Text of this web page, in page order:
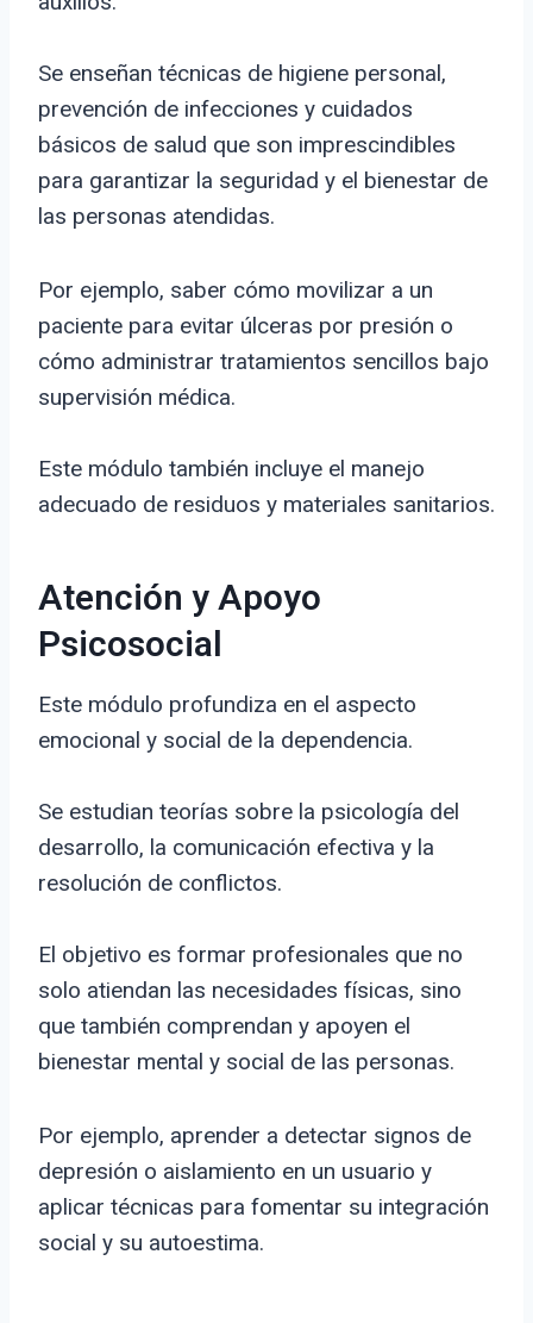
Se enseñan técnicas de higiene personal,
prevención de infecciones y cuidados
básicos de salud que son imprescindibles
para garantizar la seguridad y el bienestar de
las personas atendidas.
Por ejemplo, saber cómo movilizar a un
paciente para evitar úlceras por presión o
cómo administrar tratamientos sencillos bajo
supervisión médica.
Este módulo también incluye el manejo
adecuado de residuos y materiales sanitarios.
Atención y Apoyo
Psicosocial
Este módulo profundiza en el aspecto
emocional y social de la dependencia.
Se estudian teorías sobre la psicología del
desarrollo, la comunicación efectiva y la
resolución de conflictos.
El objetivo es formar profesionales que no
solo atiendan las necesidades físicas, sino
que también comprendan y apoyen el
bienestar mental y social de las personas.
Por ejemplo, aprender a detectar signos de
depresión o aislamiento en un usuario y
aplicar técnicas para fomentar su integración
social y su autoestima.